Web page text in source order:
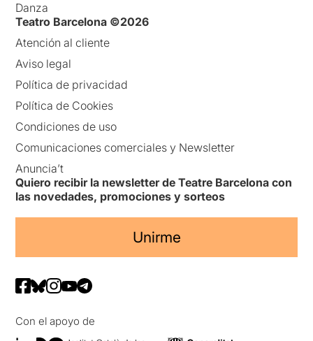
Danza
Teatro Barcelona ©2026
Atención al cliente
Aviso legal
Política de privacidad
Política de Cookies
Condiciones de uso
Comunicaciones comerciales y Newsletter
Anuncia’t
Quiero recibir la newsletter de Teatre Barcelona con
las novedades, promociones y sorteos
Unirme
Con el apoyo de